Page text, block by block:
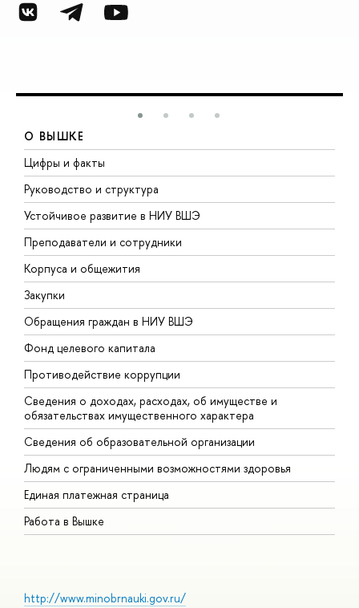
О ВЫШКЕ
Цифры и факты
Руководство и структура
Устойчивое развитие в НИУ ВШЭ
Преподаватели и сотрудники
Корпуса и общежития
Закупки
Обращения граждан в НИУ ВШЭ
Фонд целевого капитала
Противодействие коррупции
Сведения о доходах, расходах, об имуществе и
обязательствах имущественного характера
Сведения об образовательной организации
Людям с ограниченными возможностями здоровья
Единая платежная страница
Работа в Вышке
http://www.minobrnauki.gov.ru/